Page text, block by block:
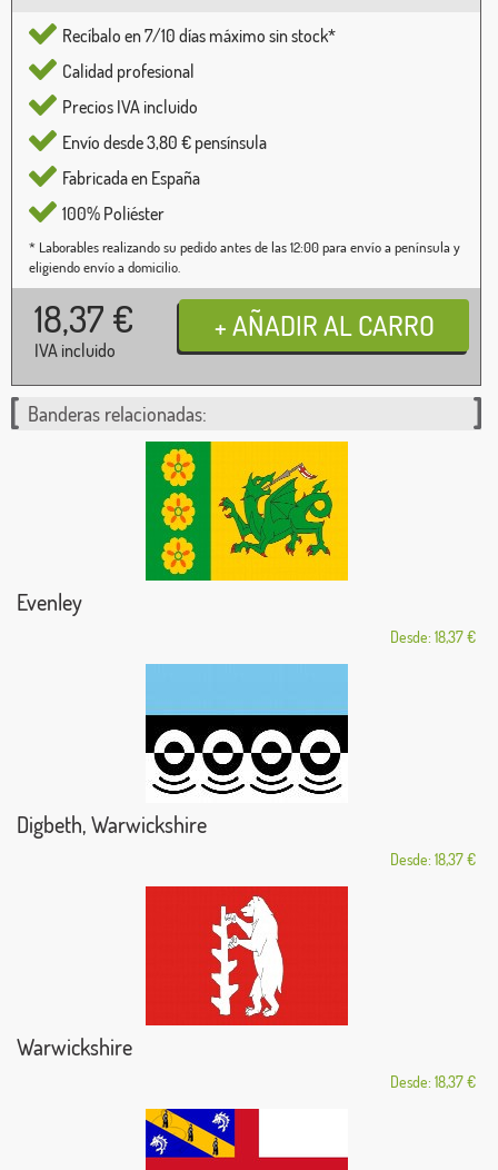
Recíbalo en 7/10 días máximo sin stock*
Calidad profesional
Precios IVA incluido
Envío desde 3,80 € pensínsula
Fabricada en España
100% Poliéster
* Laborables realizando su pedido antes de las 12:00 para envío a península y
eligiendo envío a domicilio.
18,37 €
IVA incluido
Banderas relacionadas:
Evenley
Desde: 18,37 €
Digbeth, Warwickshire
Desde: 18,37 €
Warwickshire
Desde: 18,37 €